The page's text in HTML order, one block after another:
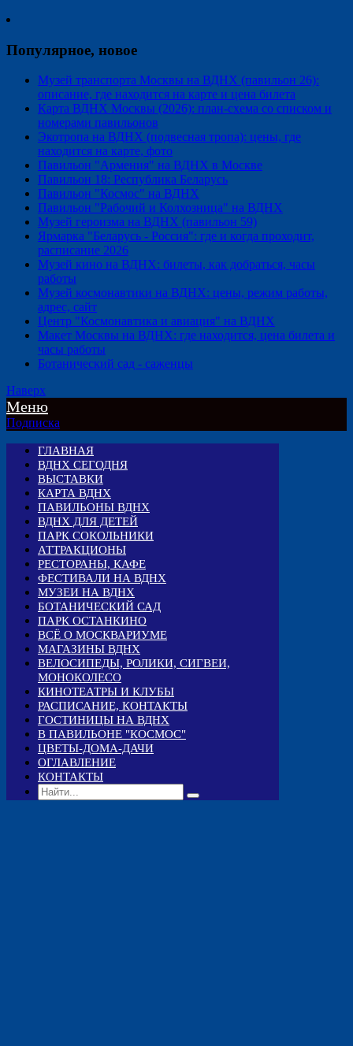
Популярное, новое
Музей транспорта Москвы на ВДНХ (павильон 26):
описание, где находится на карте и цена билета
Карта ВДНХ Москвы (2026): план-схема со списком и
номерами павильонов
Экотропа на ВДНХ (подвесная тропа): цены, где
находится на карте, фото
Павильон "Армения" на ВДНХ в Москве
Павильон 18: Республика Беларусь
Павильон "Космос" на ВДНХ
Павильон "Рабочий и Колхозница" на ВДНХ
Музей героизма на ВДНХ (павильон 59)
Ярмарка "Беларусь - Россия": где и когда проходит,
расписание 2026
Музей кино на ВДНХ: билеты, как добраться, часы
работы
Музей космонавтики на ВДНХ: цены, режим работы,
адрес, сайт
Центр "Космонавтика и авиация" на ВДНХ
Макет Москвы на ВДНХ: где находится, цена билета и
часы работы
Ботанический сад - саженцы
Наверх
Меню
Подписка
ГЛАВНАЯ
ВДНХ СЕГОДНЯ
ВЫСТАВКИ
КАРТА ВДНХ
ПАВИЛЬОНЫ ВДНХ
ВДНХ ДЛЯ ДЕТЕЙ
ПАРК СОКОЛЬНИКИ
АТТРАКЦИОНЫ
РЕСТОРАНЫ, КАФЕ
ФЕСТИВАЛИ НА ВДНХ
МУЗЕИ НА ВДНХ
БОТАНИЧЕСКИЙ САД
ПАРК ОСТАНКИНО
ВСЁ О МОСКВАРИУМЕ
МАГАЗИНЫ ВДНХ
ВЕЛОСИПЕДЫ, РОЛИКИ, СИГВЕИ,
МОНОКОЛЕСО
КИНОТЕАТРЫ И КЛУБЫ
РАСПИСАНИЕ, КОНТАКТЫ
ГОСТИНИЦЫ НА ВДНХ
В ПАВИЛЬОНЕ "КОСМОС"
ЦВЕТЫ-ДОМА-ДАЧИ
ОГЛАВЛЕНИЕ
КОНТАКТЫ